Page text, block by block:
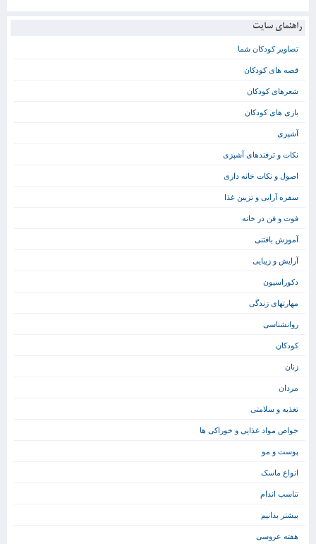
راهنمای سایت
تصاویر کودکان شما
قصه های کودکان
شعرهای کودکان
بازی های کودکان
آشپزی
نکات و ترفندهای آشپزی
اصول و نکات خانه داری
سفره آرایی و تزیین غذا
فوت و فن در خانه
آموزش بافتنی
آرایش و زیبایی
دکوراسیون
مهارتهای زندگی
روانشناسی
کودکان
زنان
مردان
تغذیه و سلامتی
خواص مواد غذایی و خوراکی ها
پوست و مو
انواع ماسک
تناسب اندام
بیشتر بدانیم
هفته عروسی